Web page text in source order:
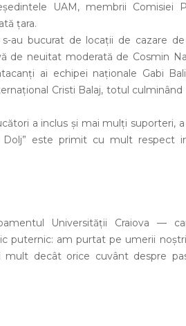
UAM, membrii Comisiei
țara.
au bucurat de locații de cazare
de neuitat moderată de Cosmin
ai echipei naționale Gabi
Cristi Balaj, totul
a inclus și mai mulți suporteri,
este primit cu mult respect
Universității Craiova —
puternic: am purtat pe umerii
decât orice cuvânt despre